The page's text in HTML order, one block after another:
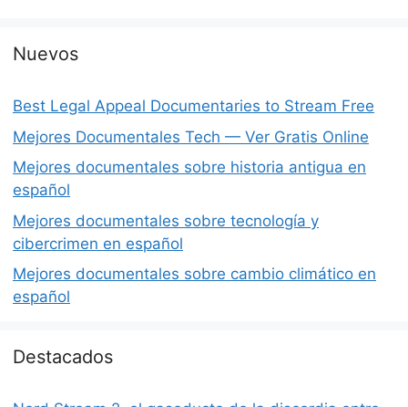
Nuevos
Best Legal Appeal Documentaries to Stream Free
Mejores Documentales Tech — Ver Gratis Online
Mejores documentales sobre historia antigua en
español
Mejores documentales sobre tecnología y
cibercrimen en español
Mejores documentales sobre cambio climático en
español
Destacados